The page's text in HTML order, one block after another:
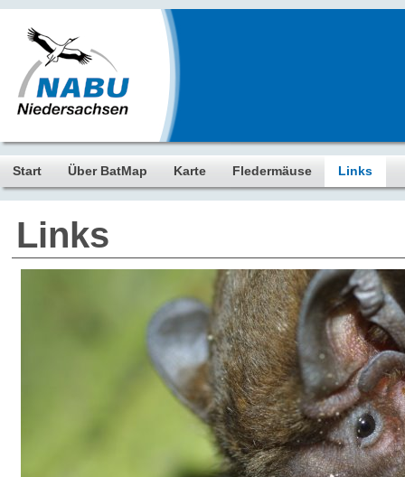
Start Über BatMap Karte Fledermäuse Links
Links